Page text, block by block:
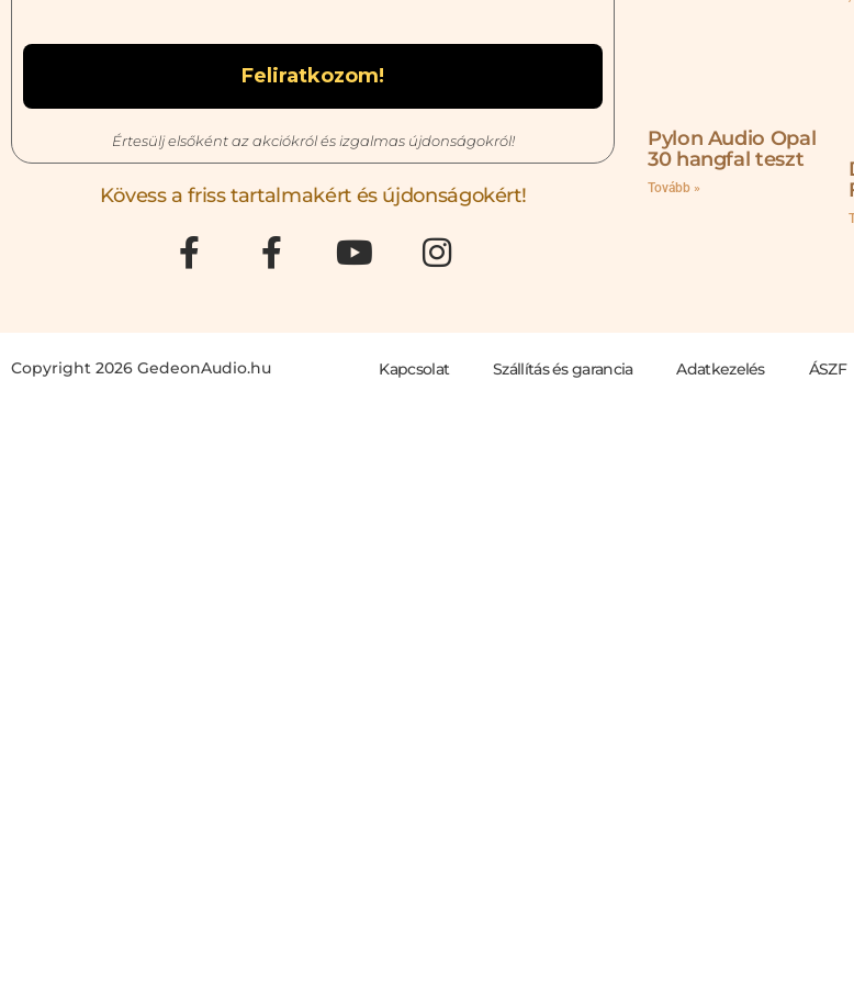
Értesülj elsőként az akciókról és izgalmas újdonságokról!
Kövess a friss tartalmakért és újdonságokért!
Pylon Audio Opal
30 hangfal teszt
Tovább »
Copyright 2026 GedeonAudio.hu Kapcsolat Szállítás és garancia Adatkezelés ÁSZF